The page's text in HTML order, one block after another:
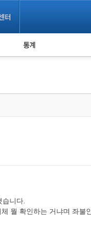
누적 피해사례 통계
니다.
뭘 확인하는 거냐며 좌불